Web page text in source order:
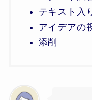
テキスト入
アイデアの
添削